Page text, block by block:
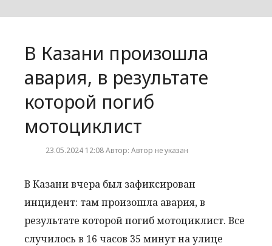
Городские события
В Казани произошла
авария, в результате
которой погиб
мотоциклист
23.05.2024 12:08 Автор: Автор не указан
В Казани вчера был зафиксирован
инцидент: там произошла авария, в
результате которой погиб мотоциклист. Все
случилось в 16 часов 35 минут на улице